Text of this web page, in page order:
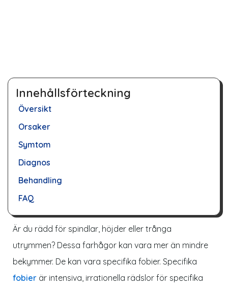
Innehållsförteckning
Översikt
Orsaker
Symtom
Diagnos
Behandling
FAQ
Är du rädd för spindlar, höjder eller trånga
utrymmen? Dessa farhågor kan vara mer än mindre
bekymmer. De kan vara specifika fobier. Specifika
fobier är intensiva, irrationella rädslor för specifika